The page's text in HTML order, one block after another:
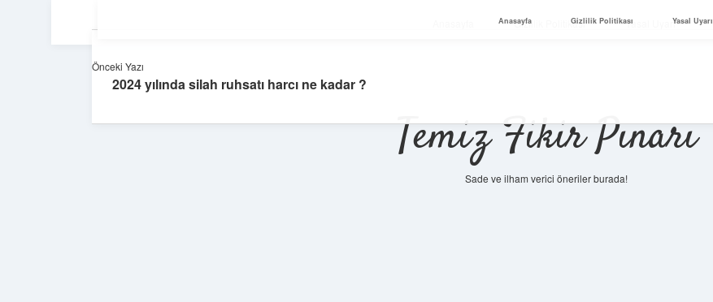
Gizlilik Politikası Yasal Uyarı
Temiz Fikir Pınarı
Sade ve ilham verici öneriler burada!
Önceki Yazı
2024 yılında silah ruhsatı harcı ne kadar ?
Anasayfa Gizlilik Politikası Yasal Uyarı